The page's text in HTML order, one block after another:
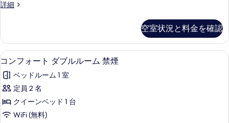
ブ
ル
ー
ム
禁
煙
の
す
詳細
ス
ー
ド
ダ
ル
ル
ム
禁
空室状況と料金を確認
コ
ン
フ
ォ
ー
コンフォート ダブルルーム 禁煙 | 羽
5
コンフォート ダブルルーム 禁煙
ベッドルーム 1 室
定員 2 名
クイーンベッド 1 台
WiFi (無料)